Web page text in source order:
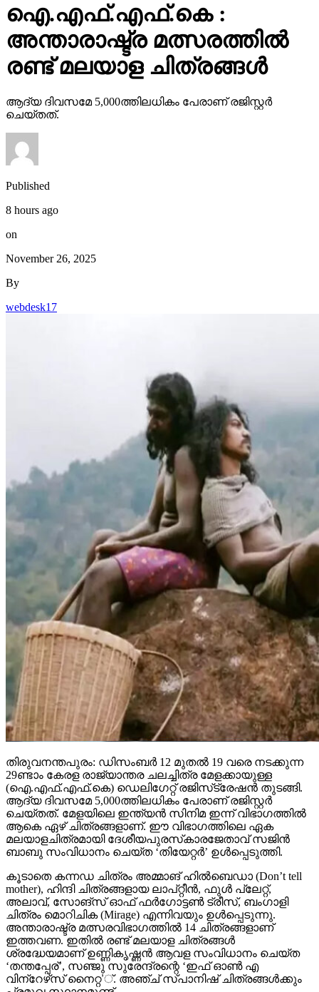
ഐ.എഫ്.എഫ്.കെ :
അന്താരാഷ്ട്ര മത്സരത്തില്‍
രണ്ട് മലയാള ചിത്രങ്ങള്‍
ആദ്യ ദിവസമേ 5,000ത്തിലധികം പേരാണ് രജിസ്റ്റര്‍
ചെയ്തത്.
Published
8 hours ago
on
November 26, 2025
By
webdesk17
തിരുവനന്തപുരം: ഡിസംബര്‍ 12 മുതല്‍ 19 വരെ നടക്കുന്ന
29ണ്ടാം കേരള രാജ്യാന്തര ചലച്ചിത്ര മേളക്കായുള്ള
(ഐ.എഫ്.എഫ്.കെ) ഡെലിഗേറ്റ് രജിസ്‌ട്രേഷന്‍ തുടങ്ങി.
ആദ്യ ദിവസമേ 5,000ത്തിലധികം പേരാണ് രജിസ്റ്റര്‍
ചെയ്തത്. മേളയിലെ ഇന്ത്യന്‍ സിനിമ ഇന്ന് വിഭാഗത്തില്‍
ആകെ ഏഴ് ചിത്രങ്ങളാണ്. ഈ വിഭാഗത്തിലെ ഏക
മലയാളചിത്രമായി ദേശീയപുരസ്‌കാരജേതാവ് സജിന്‍
ബാബു സംവിധാനം ചെയ്ത ‘തിയേറ്റര്‍’ ഉള്‍പ്പെടുത്തി.
കൂടാതെ കന്നഡ ചിത്രം അമ്മാങ് ഹില്‍ബെഡാ (Don’t tell
mother), ഹിന്ദി ചിത്രങ്ങളായ ലാപ്റ്റീന്‍, ഫുള്‍ പ്ലേറ്റ്,
അലാവ്, സോങ്‌സ് ഓഫ് ഫര്‍ഗോട്ടണ്‍ ട്രീസ്, ബംഗാളി
ചിത്രം മൊറിചിക (Mirage) എന്നിവയും ഉള്‍പ്പെടുന്നു.
അന്താരാഷ്ട്ര മത്സരവിഭാഗത്തില്‍ 14 ചിത്രങ്ങളാണ്
ഇത്തവണ. ഇതില്‍ രണ്ട് മലയാള ചിത്രങ്ങള്‍
ശ്രദ്ധേയമാണ് ഉണ്ണികൃഷ്ണന്‍ ആവള സംവിധാനം ചെയ്ത
‘തന്തപ്പേര്’, സഞ്ജു സുരേന്ദ്രന്റെ ‘ഇഫ് ഓണ്‍ എ
വിന്‌റേഴ്‌സ് നൈറ്റ’്. അഞ്ച് സ്പാനിഷ് ചിത്രങ്ങള്‍ക്കും